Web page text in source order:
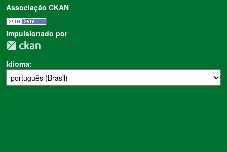
Associação CKAN
Impulsionado por
Idioma